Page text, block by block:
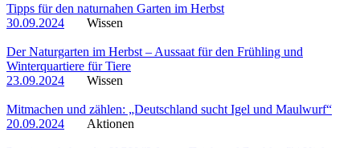
Tipps für den naturnahen Garten im Herbst
30.09.2024
Wissen
Der Naturgarten im Herbst – Aussaat für den Frühling und
Winterquartiere für Tiere
23.09.2024
Wissen
Mitmachen und zählen: „Deutschland sucht Igel und Maulwurf“
20.09.2024
Aktionen